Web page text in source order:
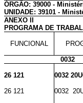
ÓRGÃO: 39000 -
UNIDADE: 39101 -
ANEXO II
PROGRAMA DE
FUNCIONAL
0032
26 121
0032
26 121
0032